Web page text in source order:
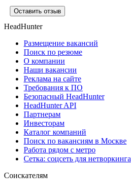
Оставить отзыв
HeadHunter
Размещение вакансий
Поиск по резюме
О компании
Наши вакансии
Реклама на сайте
Требования к ПО
Безопасный HeadHunter
HeadHunter API
Партнерам
Инвесторам
Каталог компаний
Поиск по вакансиям в Москве
Работа рядом с метро
Сетка: соцсеть для нетворкинга
Соискателям